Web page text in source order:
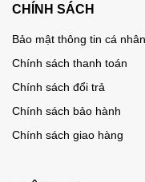
CHÍNH SÁCH
Bảo mật thông tin cá nhân
Chính sách thanh toán
Chính sách đổi trả
Chính sách bảo hành
Chính sách giao hàng